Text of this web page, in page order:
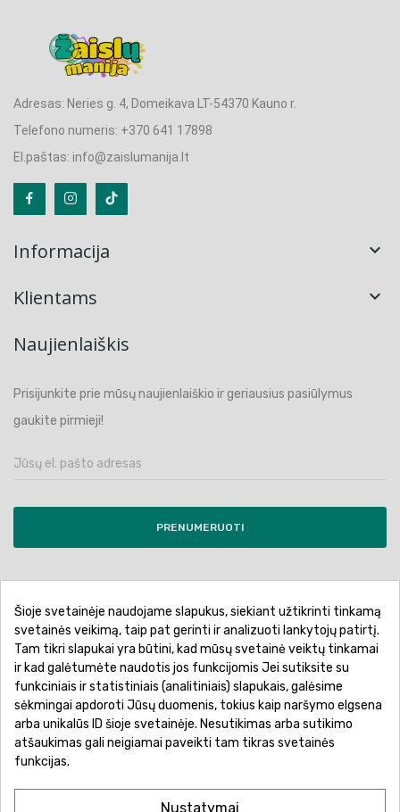
Adresas: Neries g. 4, Domeikava LT-54370 Kauno r.
Telefono numeris: +370 641 17898
El.paštas: info@zaislumanija.lt
Informacija 
Klientams 
Naujienlaiškis
Prisijunkite prie mūsų naujienlaiškio ir geriausius pasiūlymus
gaukite pirmieji!
PRENUMERUOTI
Pirkimo sąlygos ir taisyklės
Privatumo politika
Garantinis aptarnavimas
Prekių pristatymas
Prekių grąžinimas
Atsiskaitymo būdai
Šioje svetainėje naudojame slapukus, siekiant užtikrinti tinkamą
svetainės veikimą, taip pat gerinti ir analizuoti lankytojų patirtį.
Tam tikri slapukai yra būtini, kad mūsų svetainė veiktų tinkamai
ir kad galėtumėte naudotis jos funkcijomis Jei sutiksite su
funkciniais ir statistiniais (analitiniais) slapukais, galėsime
sėkmingai apdoroti Jūsų duomenis, tokius kaip naršymo elgsena
arba unikalūs ID šioje svetainėje. Nesutikimas arba sutikimo
atšaukimas gali neigiamai paveikti tam tikras svetainės
funkcijas.
Nustatymai